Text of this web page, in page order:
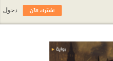
اشترك الآن دخول